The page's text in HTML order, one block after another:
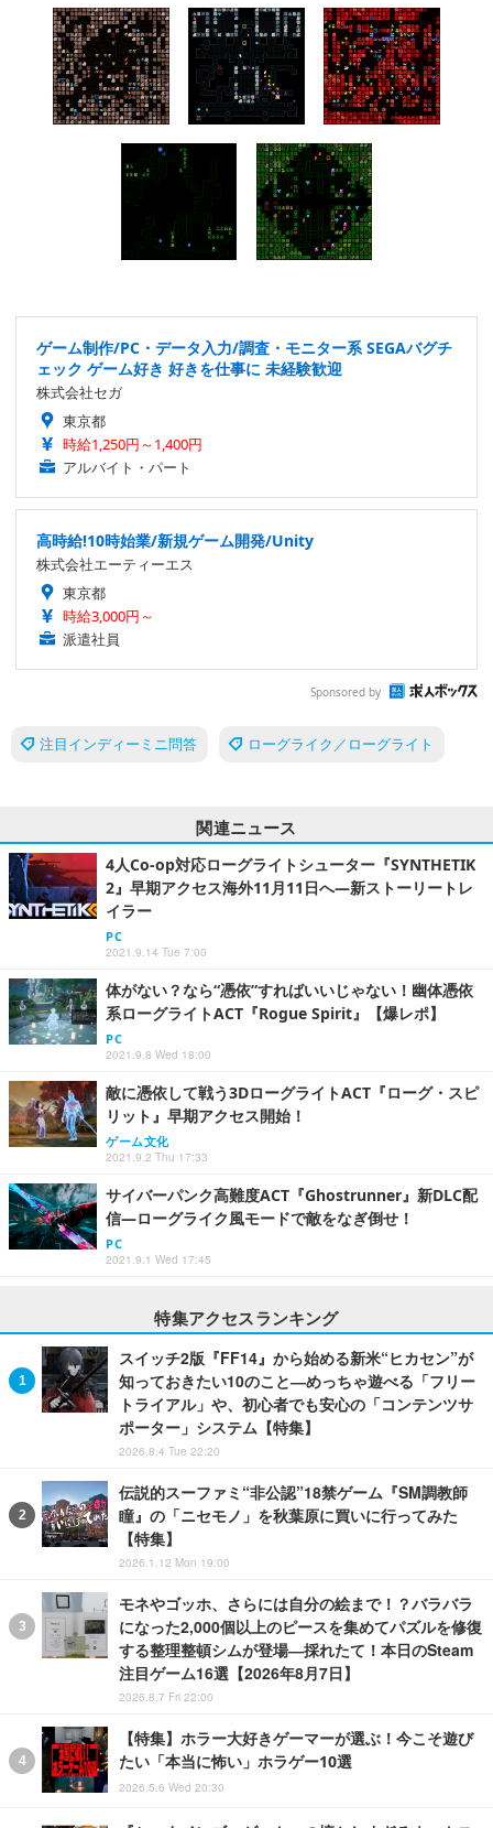
ゲーム制作/PC・データ入力/調査・モニター系 SEGAバグチ
ェック ゲーム好き 好きを仕事に 未経験歓迎
株式会社セガ
東京都
時給1,250円～1,400円
アルバイト・パート
高時給!10時始業/新規ゲーム開発/Unity
株式会社エーティーエス
東京都
時給3,000円～
派遣社員
Sponsored by
注目インディーミニ問答 ローグライク／ローグライト
関連ニュース
4人Co-op対応ローグライトシューター『SYNTHETIK
2』早期アクセス海外11月11日へ―新ストーリートレ
イラー
PC
2021.9.14 Tue 7:00
体がない？なら“憑依”すればいいじゃない！幽体憑依
系ローグライトACT『Rogue Spirit』【爆レポ】
PC
2021.9.8 Wed 18:00
敵に憑依して戦う3DローグライトACT『ローグ・スピ
リット』早期アクセス開始！
ゲーム文化
2021.9.2 Thu 17:33
サイバーパンク高難度ACT『Ghostrunner』新DLC配
信―ローグライク風モードで敵をなぎ倒せ！
PC
2021.9.1 Wed 17:45
特集アクセスランキング
スイッチ2版『FF14』から始める新米“ヒカセン”が
知っておきたい10のこと―めっちゃ遊べる「フリー
トライアル」や、初心者でも安心の「コンテンツサ
ポーター」システム【特集】
2026.8.4 Tue 22:20
伝説的スーファミ“非公認”18禁ゲーム『SM調教師
瞳』の「ニセモノ」を秋葉原に買いに行ってみた
【特集】
2026.1.12 Mon 19:00
モネやゴッホ、さらには自分の絵まで！？バラバラ
になった2,000個以上のピースを集めてパズルを修復
する整理整頓シムが登場―採れたて！本日のSteam
注目ゲーム16選【2026年8月7日】
2026.8.7 Fri 22:00
【特集】ホラー大好きゲーマーが選ぶ！今こそ遊び
たい「本当に怖い」ホラゲー10選
2026.5.6 Wed 20:30